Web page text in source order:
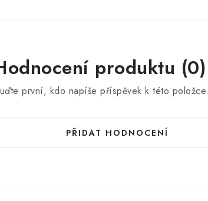
produktu (0)
první, kdo napíše příspěvek k této položce.
PŘIDAT HODNOCENÍ